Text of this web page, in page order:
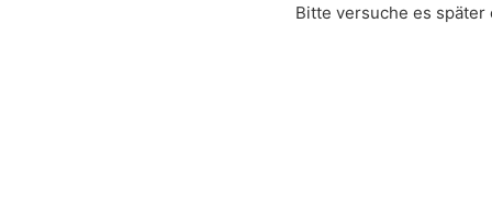
Bitte versuche es später